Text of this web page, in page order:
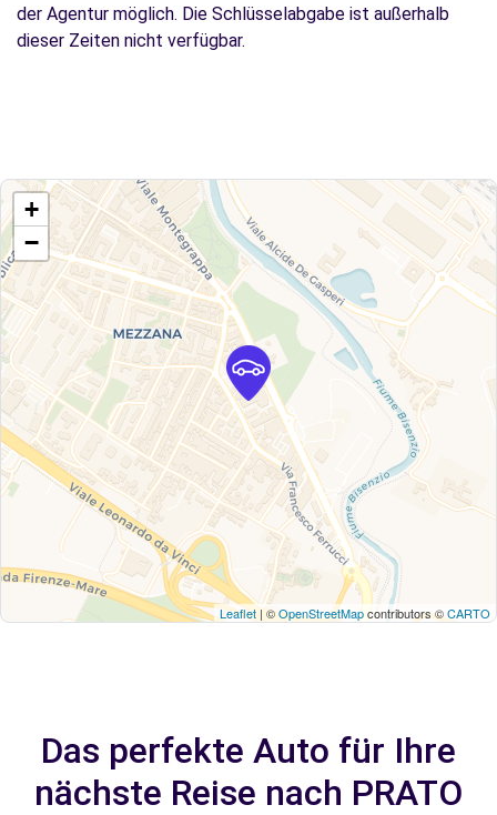
der Agentur möglich. Die Schlüsselabgabe ist außerhalb
dieser Zeiten nicht verfügbar.
+
−
Leaflet | ©OpenStreetMapcontributors ©CARTO
Das perfekte Auto für Ihre
nächste Reise nach PRATO